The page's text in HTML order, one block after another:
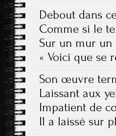
Debout dans
Comme si le
Sur un mur un
« Voici que se
Son œuvre
Laissant aux
Impatient de
Il a laissé sur